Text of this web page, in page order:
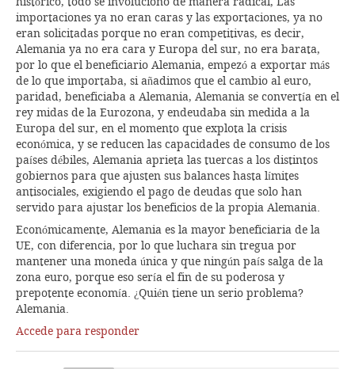
importaciones ya no eran caras y las exportaciones, ya no
eran solicitadas porque no eran competitivas, es decir,
Alemania ya no era cara y Europa del sur, no era barata,
por lo que el beneficiario Alemania, empezó a exportar más
de lo que importaba, si añadimos que el cambio al euro,
paridad, beneficiaba a Alemania, Alemania se convertía en el
rey midas de la Eurozona, y endeudaba sin medida a la
Europa del sur, en el momento que explota la crisis
económica, y se reducen las capacidades de consumo de los
países débiles, Alemania aprieta las tuercas a los distintos
gobiernos para que ajusten sus balances hasta límites
antisociales, exigiendo el pago de deudas que solo han
servido para ajustar los beneficios de la propia Alemania.
Económicamente, Alemania es la mayor beneficiaria de la
UE, con diferencia, por lo que luchara sin tregua por
mantener una moneda única y que ningún país salga de la
zona euro, porque eso sería el fin de su poderosa y
prepotente economía. ¿Quién tiene un serio problema?
Alemania.
Accede para responder